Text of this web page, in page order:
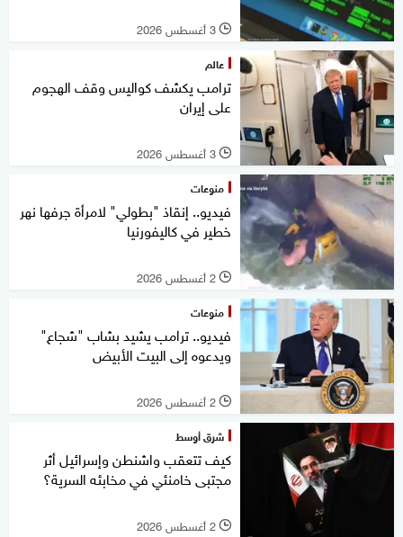
l 3 أغسطس 2026
عالم
ترامب يكشف كواليس وقف الهجوم
على إيران
l 3 أغسطس 2026
منوعات
فيديو.. إنقاذ "بطولي" لامرأة جرفها نهر
خطير في كاليفورنيا
l 2 أغسطس 2026
منوعات
فيديو.. ترامب يشيد بشاب "شجاع"
ويدعوه إلى البيت الأبيض
l 2 أغسطس 2026
شرق أوسط
كيف تتعقب واشنطن وإسرائيل أثر
مجتبى خامنئي في مخابئه السرية؟
l 2 أغسطس 2026